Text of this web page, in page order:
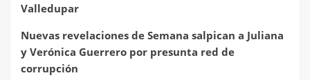
Valledupar
Nuevas revelaciones de Semana salpican a Juliana
y Verónica Guerrero por presunta red de
corrupción